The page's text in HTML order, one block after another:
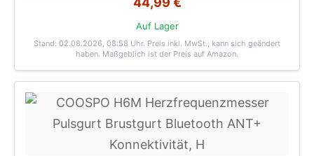
Auf Lager
Stand: 02.08.2026, 08:58 Uhr. Preis inkl. MwSt., kann sich geändert
haben. Maßgeblich ist der Preis auf Amazon.